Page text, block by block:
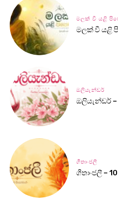
මලක් වී යළි
මලක් වී යළි
ඔලියැන්ඩර්
ඔලියැන්ඩර් –
ගීතාංජලී
ගීතාංජලී – 10